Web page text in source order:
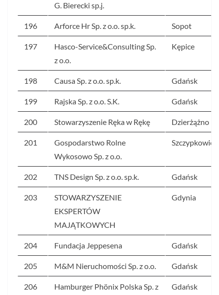
G. Bierecki sp.j.
196 Arforce Hr Sp. z o.o. sp.k. Sopot
197
Hasco-Service&Consulting Sp.
z o.o.
Kępice
198 Causa Sp. z o.o. sp.k. Gdańsk
199 Rajska Sp. z o.o. S.K. Gdańsk
200 Stowarzyszenie Ręka w Rękę Dzierżążno
201
Gospodarstwo Rolne
Wykosowo Sp. z o.o.
Szczypkowice
202 TNS Design Sp. z o.o. sp.k. Gdańsk
203
STOWARZYSZENIE
EKSPERTÓW
MAJĄTKOWYCH
Gdynia
204 Fundacja Jeppesena Gdańsk
205 M&M Nieruchomości Sp. z o.o. Gdańsk
206
Hamburger Phönix Polska Sp. z
Gdańsk